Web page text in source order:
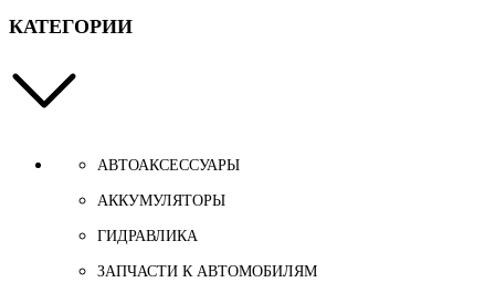
КАТЕГОРИИ
АВТОАКСЕССУАРЫ
АККУМУЛЯТОРЫ
ГИДРАВЛИКА
ЗАПЧАСТИ К АВТОМОБИЛЯМ